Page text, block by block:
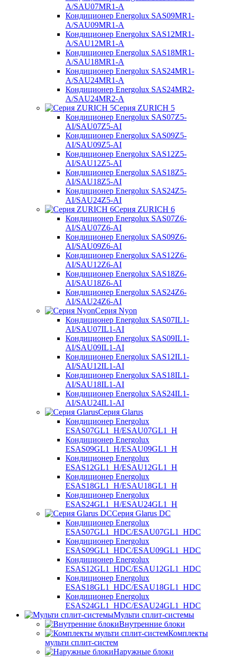
A/SAU07MR1-A
Кондиционер Energolux SAS09MR1-
A/SAU09MR1-A
Кондиционер Energolux SAS12MR1-
A/SAU12MR1-A
Кондиционер Energolux SAS18MR1-
A/SAU18MR1-A
Кондиционер Energolux SAS24MR1-
A/SAU24MR1-A
Кондиционер Energolux SAS24MR2-
A/SAU24MR2-A
Серия ZURICH 5
Кондиционер Energolux SAS07Z5-
AI/SAU07Z5-AI
Кондиционер Energolux SAS09Z5-
AI/SAU09Z5-AI
Кондиционер Energolux SAS12Z5-
AI/SAU12Z5-AI
Кондиционер Energolux SAS18Z5-
AI/SAU18Z5-AI
Кондиционер Energolux SAS24Z5-
AI/SAU24Z5-AI
Серия ZURICH 6
Кондиционер Energolux SAS07Z6-
AI/SAU07Z6-AI
Кондиционер Energolux SAS09Z6-
AI/SAU09Z6-AI
Кондиционер Energolux SAS12Z6-
AI/SAU12Z6-AI
Кондиционер Energolux SAS18Z6-
AI/SAU18Z6-AI
Кондиционер Energolux SAS24Z6-
AI/SAU24Z6-AI
Серия Nyon
Кондиционер Energolux SAS07IL1-
AI/SAU07IL1-AI
Кондиционер Energolux SAS09IL1-
AI/SAU09IL1-AI
Кондиционер Energolux SAS12IL1-
AI/SAU12IL1-AI
Кондиционер Energolux SAS18IL1-
AI/SAU18IL1-AI
Кондиционер Energolux SAS24IL1-
AI/SAU24IL1-AI
Серия Glarus
Кондиционер Energolux
ESAS07GL1_H/ESAU07GL1_H
Кондиционер Energolux
ESAS09GL1_H/ESAU09GL1_H
Кондиционер Energolux
ESAS12GL1_H/ESAU12GL1_H
Кондиционер Energolux
ESAS18GL1_H/ESAU18GL1_H
Кондиционер Energolux
ESAS24GL1_H/ESAU24GL1_H
Серия Glarus DC
Кондиционер Energolux
ESAS07GL1_HDC/ESAU07GL1_HDC
Кондиционер Energolux
ESAS09GL1_HDC/ESAU09GL1_HDC
Кондиционер Energolux
ESAS12GL1_HDC/ESAU12GL1_HDC
Кондиционер Energolux
ESAS18GL1_HDC/ESAU18GL1_HDC
Кондиционер Energolux
ESAS24GL1_HDC/ESAU24GL1_HDC
Мульти сплит-системы
Внутренние блоки
Комплекты
мульти сплит-систем
Наружные блоки